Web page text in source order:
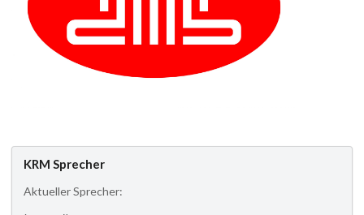
KRM Sprecher
Aktueller Sprecher: